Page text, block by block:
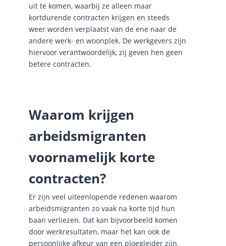
uit te komen, waarbij ze alleen maar
kortdurende contracten krijgen en steeds
weer worden verplaatst van de ene naar de
andere werk- en woonplek. De werkgevers zijn
hiervoor verantwoordelijk, zij geven hen geen
betere contracten.
Waarom krijgen
arbeidsmigranten
voornamelijk korte
contracten?
Er zijn veel uiteenlopende redenen waarom
arbeidsmigranten zo vaak na korte tijd hun
baan verliezen. Dat kan bijvoorbeeld komen
door werkresultaten, maar het kan ook de
persoonlijke afkeur van een ploegleider zijn.